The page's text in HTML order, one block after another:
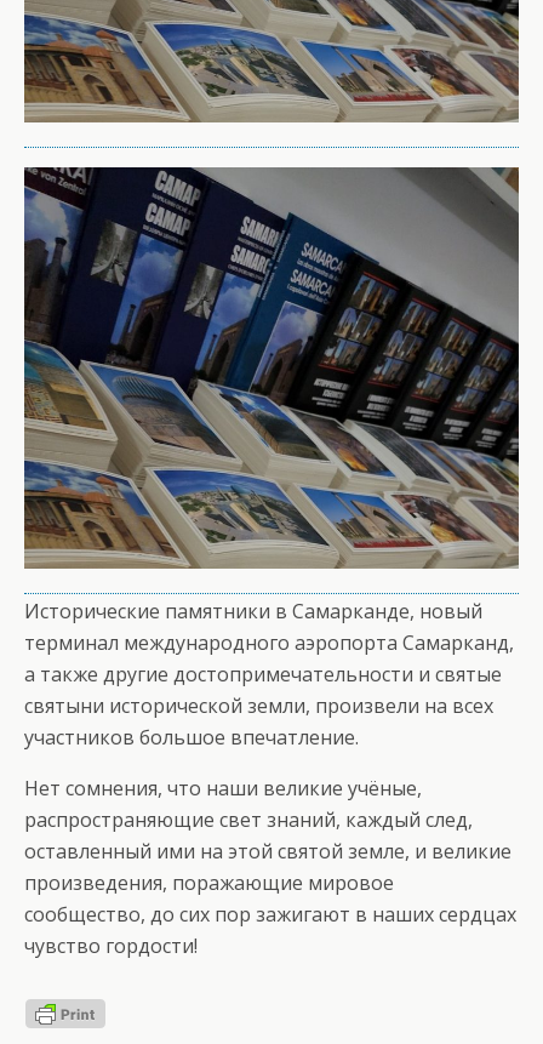
Исторические памятники в Самарканде, новый
терминал международного аэропорта Самарканд,
а также другие достопримечательности и святые
святыни исторической земли, произвели на всех
участников большое впечатление.
Нет сомнения, что наши великие учёные,
распространяющие свет знаний, каждый след,
оставленный ими на этой святой земле, и великие
произведения, поражающие мировое
сообщество, до сих пор зажигают в наших сердцах
чувство гордости!